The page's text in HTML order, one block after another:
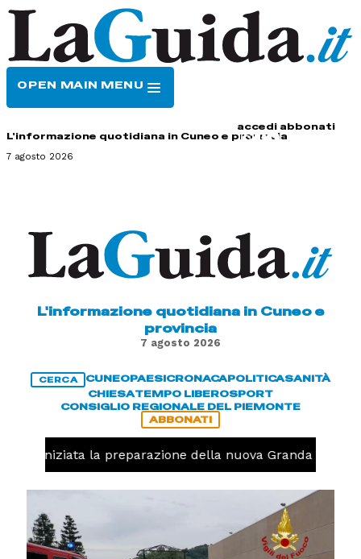
OPEN MAIN MENU
accedi abbonati
L'informazione quotidiana in Cuneo e provincia
7 agosto 2026
L'informazione quotidiana in Cuneo e
provincia
7 agosto 2026
CERCA CUNEOPAESICRONACAPOLITICASANITÀ
CHIESATEMPO LIBEROSPORT
CONSIGLIO REGIONALE DEL PIEMONTE
ABBONATI
iniziata la preparazione della nuova Granda Volley